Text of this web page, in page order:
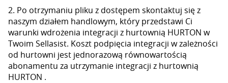
2. Po otrzymaniu pliku z dostępem skontaktuj się z
naszym działem handlowym, który przedstawi Ci
warunki wdrożenia integracji z hurtownią HURTON w
Twoim Sellasist. Koszt podpięcia integracji w zależności
od hurtowni jest jednorazową równowartością
abonamentu za utrzymanie integracji z hurtownią
HURTON .